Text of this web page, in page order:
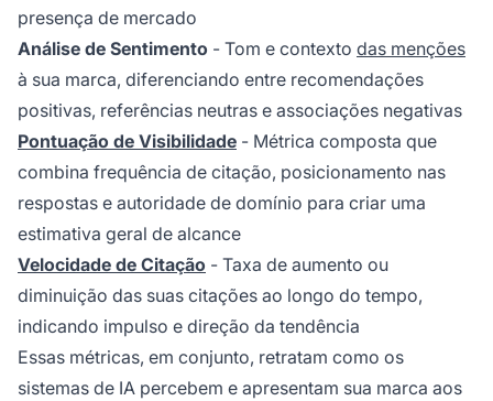
presença de mercado
Análise de Sentimento - Tom e contexto das menções
à sua marca, diferenciando entre recomendações
positivas, referências neutras e associações negativas
Pontuação de Visibilidade - Métrica composta que
combina frequência de citação, posicionamento nas
respostas e autoridade de domínio para criar uma
estimativa geral de alcance
Velocidade de Citação - Taxa de aumento ou
diminuição das suas citações ao longo do tempo,
indicando impulso e direção da tendência
Essas métricas, em conjunto, retratam como os
sistemas de IA percebem e apresentam sua marca aos